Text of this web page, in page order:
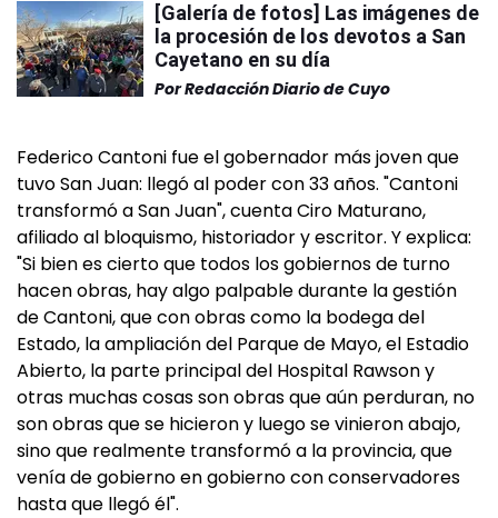
[Galería de fotos] Las imágenes de
la procesión de los devotos a San
Cayetano en su día
PorRedacción Diario de Cuyo
Federico Cantoni fue el gobernador más joven que
tuvo San Juan: llegó al poder con 33 años. "Cantoni
transformó a San Juan", cuenta Ciro Maturano,
afiliado al bloquismo, historiador y escritor. Y explica:
"Si bien es cierto que todos los gobiernos de turno
hacen obras, hay algo palpable durante la gestión
de Cantoni, que con obras como la bodega del
Estado, la ampliación del Parque de Mayo, el Estadio
Abierto, la parte principal del Hospital Rawson y
otras muchas cosas son obras que aún perduran, no
son obras que se hicieron y luego se vinieron abajo,
sino que realmente transformó a la provincia, que
venía de gobierno en gobierno con conservadores
hasta que llegó él".